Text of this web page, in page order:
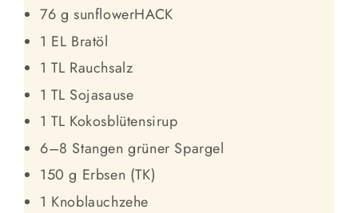
76 g sunflowerHACK
1 EL Bratöl
1 TL Rauchsalz
1 TL Sojasause
1 TL Kokosblütensirup
6–8 Stangen grüner Spargel
150 g Erbsen (TK)
1 Knoblauchzehe